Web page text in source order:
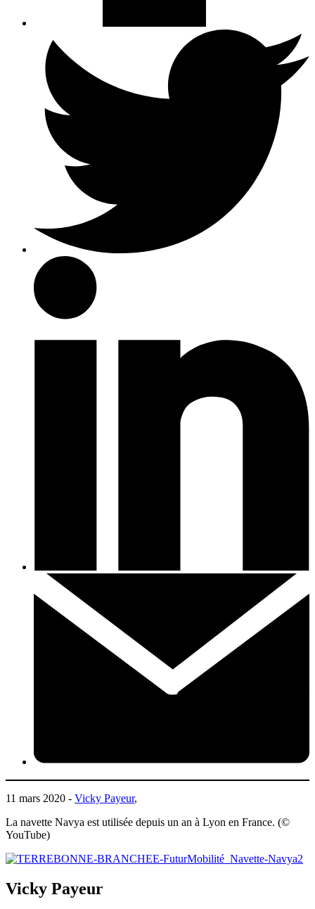
11 mars 2020 - Vicky Payeur,
La navette Navya est utilisée depuis un an à Lyon en France. (©
YouTube)
Vicky Payeur